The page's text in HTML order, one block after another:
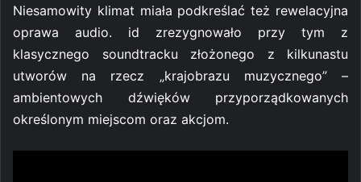
Niesamowity klimat miała podkreślać też rewelacyjna
oprawa audio. id zrezygnowało przy tym z
klasycznego soundtracku złożonego z kilkunastu
utworów na rzecz „krajobrazu muzycznego” –
ambientowych dźwięków przyporządkowanych
określonym miejscom oraz akcjom.